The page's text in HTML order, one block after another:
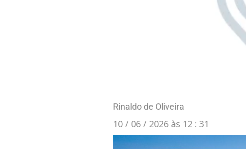
Rinaldo de Oliveira
10 / 06 / 2026 às 12 : 31